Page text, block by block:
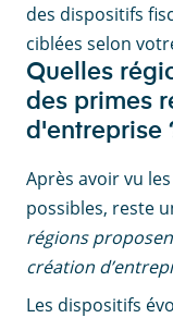
des dispositifs
ciblées selon
Quelles
des primes
d'entreprise
Après avoir vu
possibles, reste
régions
création
Les dispositifs